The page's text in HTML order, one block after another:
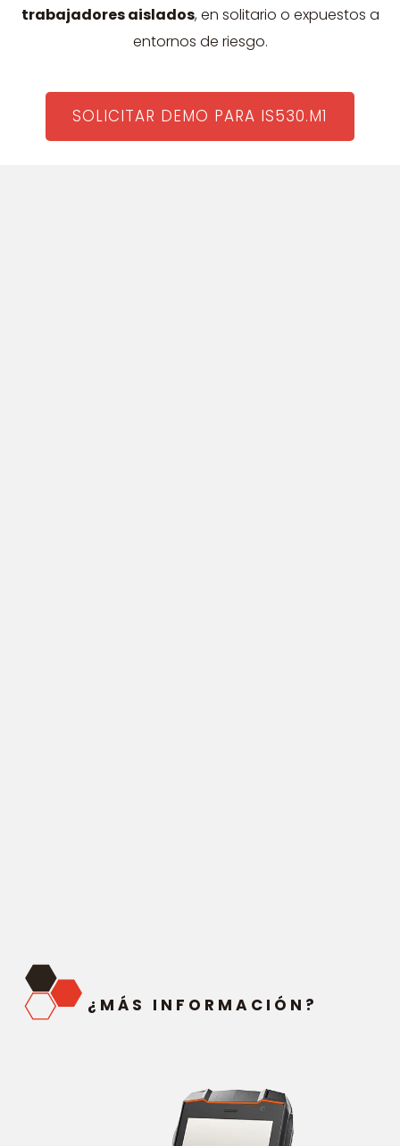
trabajadores aislados, en solitario o expuestos a
entornos de riesgo.
SOLICITAR DEMO PARA IS530.M1
¿MÁS INFORMACIÓN?